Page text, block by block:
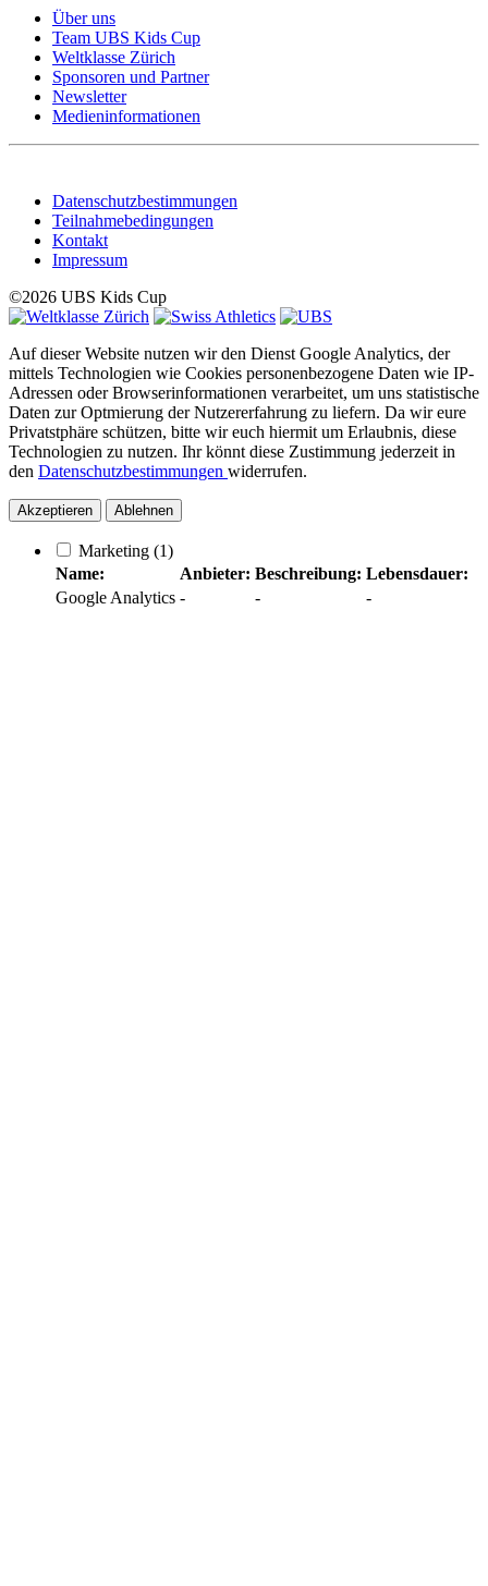
Über uns
Team UBS Kids Cup
Weltklasse Zürich
Sponsoren und Partner
Newsletter
Medieninformationen
Datenschutzbestimmungen
Teilnahmebedingungen
Kontakt
Impressum
©2026 UBS Kids Cup
Auf dieser Website nutzen wir den Dienst Google Analytics, der
mittels Technologien wie Cookies personenbezogene Daten wie IP-
Adressen oder Browserinformationen verarbeitet, um uns statistische
Daten zur Optmierung der Nutzererfahrung zu liefern. Da wir eure
Privatstphäre schützen, bitte wir euch hiermit um Erlaubnis, diese
Technologien zu nutzen. Ihr könnt diese Zustimmung jederzeit in
den Datenschutzbestimmungen widerrufen.
Akzeptieren Ablehnen
Marketing (1)
Name:
Anbieter: Beschreibung: Lebensdauer:
Google Analytics - - -